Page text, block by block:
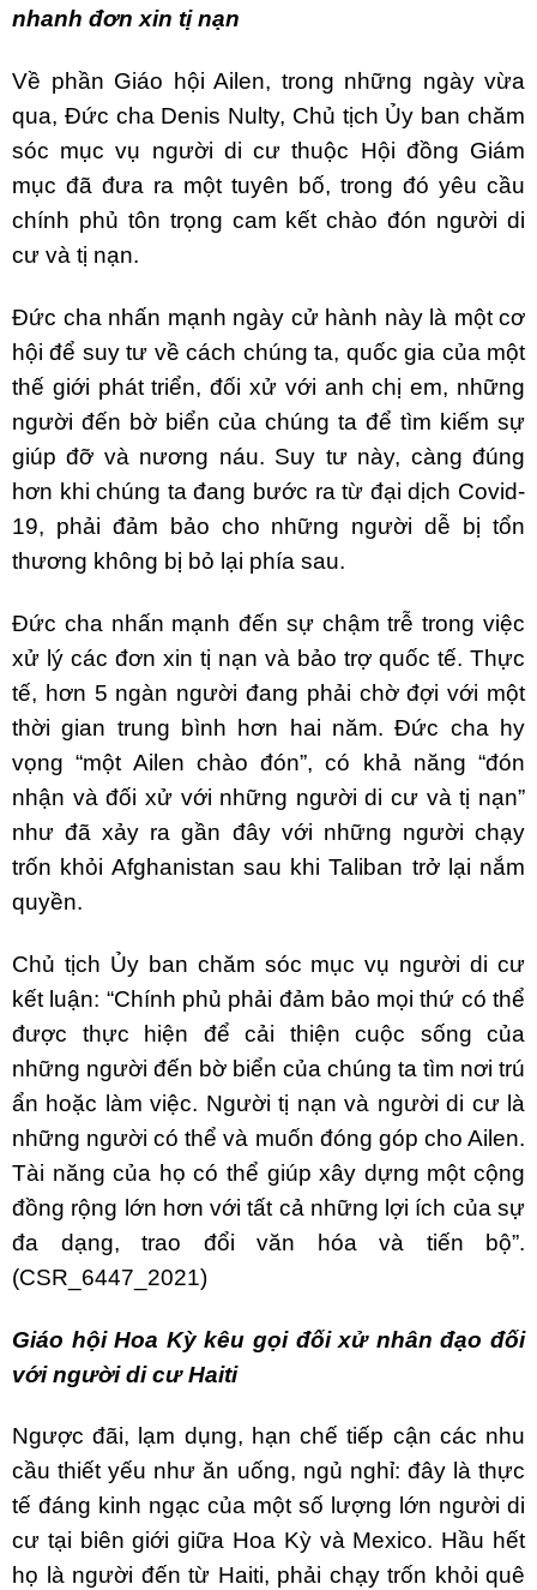
nhanh đơn xin tị nạn
Về phần Giáo hội Ailen, trong những ngày vừa
qua, Đức cha Denis Nulty, Chủ tịch Ủy ban chăm
sóc mục vụ người di cư thuộc Hội đồng Giám
mục đã đưa ra một tuyên bố, trong đó yêu cầu
chính phủ tôn trọng cam kết chào đón người di
cư và tị nạn.
Đức cha nhấn mạnh ngày cử hành này là một cơ
hội để suy tư về cách chúng ta, quốc gia của một
thế giới phát triển, đối xử với anh chị em, những
người đến bờ biển của chúng ta để tìm kiếm sự
giúp đỡ và nương náu. Suy tư này, càng đúng
hơn khi chúng ta đang bước ra từ đại dịch Covid-
19, phải đảm bảo cho những người dễ bị tổn
thương không bị bỏ lại phía sau.
Đức cha nhấn mạnh đến sự chậm trễ trong việc
xử lý các đơn xin tị nạn và bảo trợ quốc tế. Thực
tế, hơn 5 ngàn người đang phải chờ đợi với một
thời gian trung bình hơn hai năm. Đức cha hy
vọng “một Ailen chào đón”, có khả năng “đón
nhận và đối xử với những người di cư và tị nạn”
như đã xảy ra gần đây với những người chạy
trốn khỏi Afghanistan sau khi Taliban trở lại nắm
quyền.
Chủ tịch Ủy ban chăm sóc mục vụ người di cư
kết luận: “Chính phủ phải đảm bảo mọi thứ có thể
được thực hiện để cải thiện cuộc sống của
những người đến bờ biển của chúng ta tìm nơi trú
ẩn hoặc làm việc. Người tị nạn và người di cư là
những người có thể và muốn đóng góp cho Ailen.
Tài năng của họ có thể giúp xây dựng một cộng
đồng rộng lớn hơn với tất cả những lợi ích của sự
đa dạng, trao đổi văn hóa và tiến bộ”.
(CSR_6447_2021)
Giáo hội Hoa Kỳ kêu gọi đối xử nhân đạo đối
với người di cư Haiti
Ngược đãi, lạm dụng, hạn chế tiếp cận các nhu
cầu thiết yếu như ăn uống, ngủ nghỉ: đây là thực
tế đáng kinh ngạc của một số lượng lớn người di
cư tại biên giới giữa Hoa Kỳ và Mexico. Hầu hết
họ là người đến từ Haiti, phải chạy trốn khỏi quê